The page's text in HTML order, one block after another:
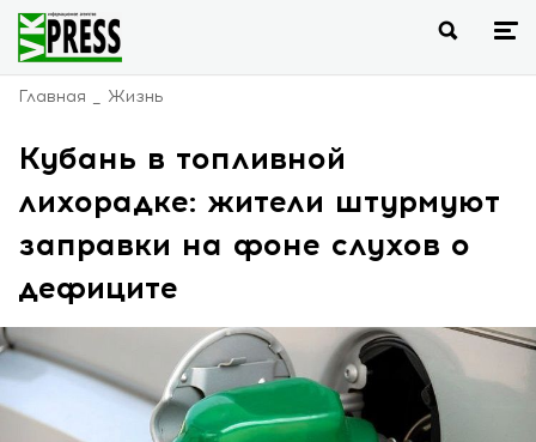
Главная Жизнь
Кубань в топливной
лихорадке: жители штурмуют
заправки на фоне слухов о
дефиците